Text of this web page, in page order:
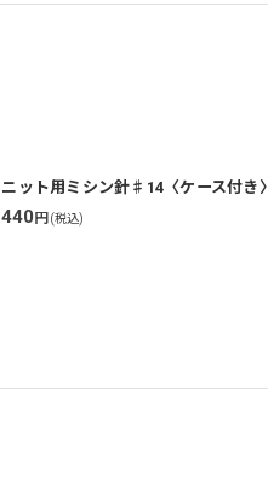
ニット用ミシン針♯14〈ケース付き〉
440円 (税込)